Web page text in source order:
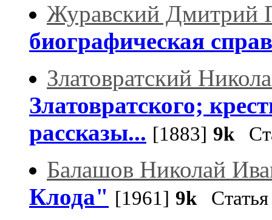
Журавский Дмитрий
биографическая
Златовратский
Златовратского;
рассказы... [1883] 9k
Балашов Николай
Клода" [1961] 9kСтатья